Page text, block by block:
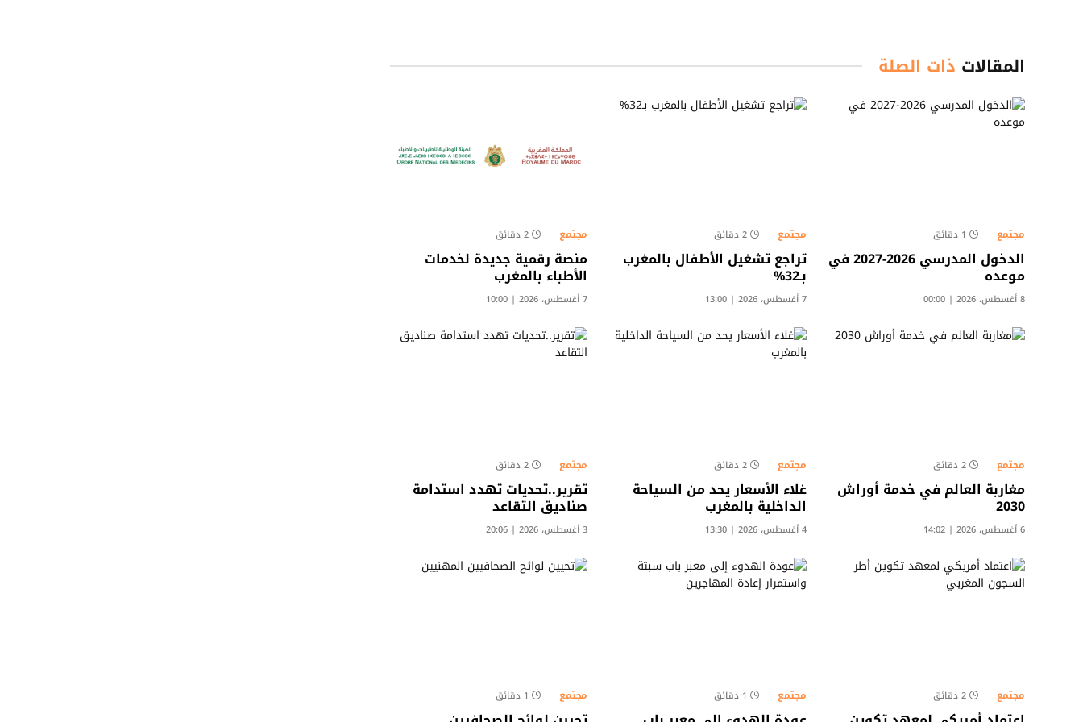
المقالات ذات الصلة
مجتمع 1 دقائق
الدخول المدرسي 2026-2027 في
موعده
8 أغسطس، 2026 | 00:00
مجتمع 2 دقائق
تراجع تشغيل الأطفال بالمغرب
بـ32%
7 أغسطس، 2026 | 13:00
مجتمع 2 دقائق
منصة رقمية جديدة لخدمات
الأطباء بالمغرب
7 أغسطس، 2026 | 10:00
مجتمع 2 دقائق
مغاربة العالم في خدمة أوراش
2030
6 أغسطس، 2026 | 14:02
مجتمع 2 دقائق
غلاء الأسعار يحد من السياحة
الداخلية بالمغرب
4 أغسطس، 2026 | 13:30
مجتمع 2 دقائق
تقرير..تحديات تهدد استدامة
صناديق التقاعد
3 أغسطس، 2026 | 20:06
مجتمع 2 دقائق مجتمع 1 دقائق مجتمع 1 دقائق